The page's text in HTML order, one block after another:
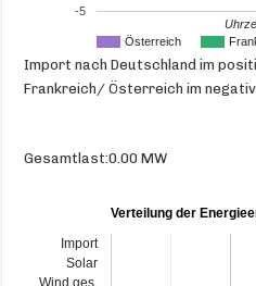
Österreich
-5
Import nach Deutschland im
Frankreich/ Österreich im
Gesamtlast:0.00 MW
Verteilung der
Import
Solar
Wind ges.